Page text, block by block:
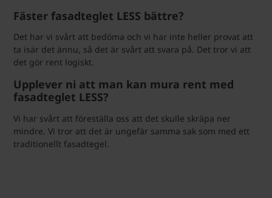
Fäster fasadteglet LESS bättre?
Det har vi svårt att bedöma och vi har inte heller provat att
ta isär det ännu, så det är svårt att svara på. Det tror vi att
det gör rent logiskt.
Upplever ni att man kan mura rent med
fasadteglet LESS?
Vi har svårt att föreställa oss att det skulle skräpa ner
mindre. Vi tror att det är ungefär samma sak som med ett
traditionellt fasadtegel.